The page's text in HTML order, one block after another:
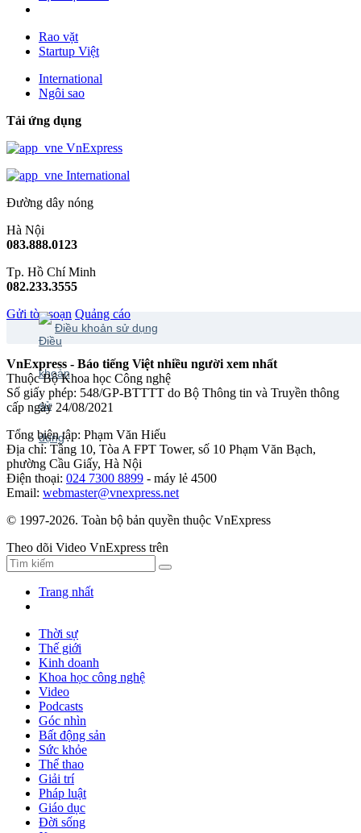
Rao vặt
Startup Việt
International
Ngôi sao
Tải ứng dụng
VnExpress
International
Đường dây nóng
Hà Nội
083.888.0123
Tp. Hồ Chí Minh
082.233.3555
Gửi tòa soạn Quảng cáo
Điều khoản sử dụng
VnExpress - Báo tiếng Việt nhiều người xem nhất
Thuộc Bộ Khoa học Công nghệ
Số giấy phép: 548/GP-BTTTT do Bộ Thông tin và Truyền thông
cấp ngày 24/08/2021
Tổng biên tập: Phạm Văn Hiếu
Địa chỉ: Tầng 10, Tòa A FPT Tower, số 10 Phạm Văn Bạch,
phường Cầu Giấy, Hà Nội
Điện thoại: 024 7300 8899 - máy lẻ 4500
Email: webmaster@vnexpress.net
© 1997-2026. Toàn bộ bản quyền thuộc VnExpress
Theo dõi Video VnExpress trên
Trang nhất
Thời sự
Thế giới
Kinh doanh
Khoa học công nghệ
Video
Podcasts
Góc nhìn
Bất động sản
Sức khỏe
Thể thao
Giải trí
Pháp luật
Giáo dục
Đời sống